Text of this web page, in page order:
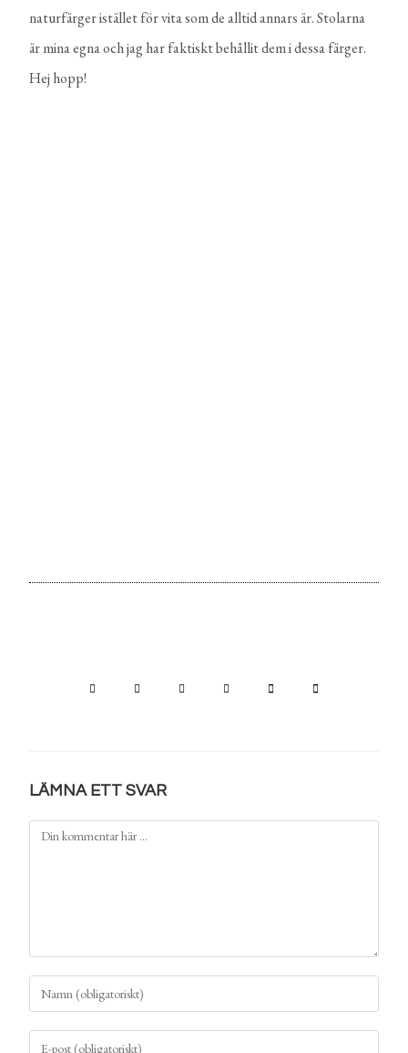
naturfärger istället för vita som de alltid annars är. Stolarna
är mina egna och jag har faktiskt behållit dem i dessa färger.
Hej hopp!
LÄMNA ETT SVAR